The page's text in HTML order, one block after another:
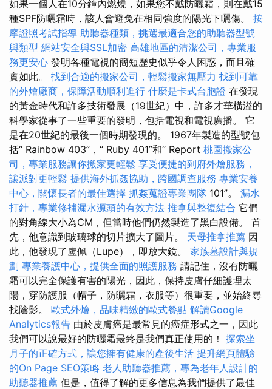
如果一個人在10分鐘內燃燒，如果您不戴防曬霜，則在戴15
種SPF防曬霜時，該人會避免在相同強度的陽光下曬傷。 按
摩證照考試指導 助聽器種類，挑選最適合您的助聽器型號
與類型 網站安全與SSL加密 高雄地區的清潔公司，專業服
務更安心 發明各種電視的簡短歷史似乎令人困惑，而且確
實如此。 找到合適的搬家公司，輕鬆搬家無壓力 找到可靠
的外燴廠商，保障活動順利進行 什麼是卡式台胞證 在發現
的黃金時代和許多技術發展（19世紀）中，許多才華橫溢的
科學家從事了一些重要的發明，包括電視和電視廣播。 它
是在20世紀的最後一個時期發現的。 1967年製造的型號包
括“ Rainbow 403”，“ Ruby 401”和“ Report 桃園搬家公
司，專業服務讓你搬家更輕鬆 享受便捷的到府外燴服務，
讓派對更輕鬆 提供海外抓姦協助，跨國調查服務 專業安養
中心，關懷長者的最佳選擇 抓姦蒐證專業團隊 101”。 漏水
打針，專業修補漏水源頭的有效方法 推拿與整復結合 它們
的對角線大小為CM，但當時他們仍然製造了黑白設備。 首
先，他意識到玻璃球的切片擴大了圖片。 天母推拿推薦 因
此，他發現了盧佩（Lupe），即放大鏡。 家族墓設計與規
劃 專業養護中心，提供全面的照護服務 請記住，沒有防曬
霜可以完全保護有害的陽光，因此，保持皮膚仔細護理太
陽，穿防護服（帽子，防曬霜，衣服等）很重要，並始終尋
找陰影。 歐式外燴，品味精緻的歐式餐點 解讀Google
Analytics報告 由於皮膚癌是最常見的癌症形式之一，因此
我們可以說最好的防曬霜最終是我們真正使用的！ 探索坐
月子的正確方式，讓您擁有健康的產後生活 提升網頁體驗
的On Page SEO策略 老人助聽器推薦，專為老年人設計的
助聽器推薦 但是，值得了解的更多信息為我們提供了最佳